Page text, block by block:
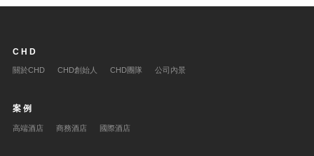
CHD
關於CHD CHD創始人 CHD團隊 公司內景
案例
高端酒店 商務酒店 國際酒店